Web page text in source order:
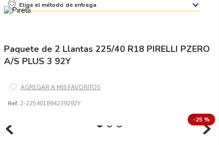
Elige el método de entrega
Paquete de 2 Llantas 225/40 R18 PIRELLI PZERO
A/S PLUS 3 92Y
Ref. 2-225401894239292Y
-25 %
Términos más buscados
.
7 245